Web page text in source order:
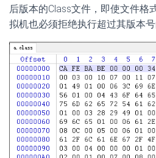
后版本的Class文件，即使文件格
拟机也必须拒绝执行超过其版本号